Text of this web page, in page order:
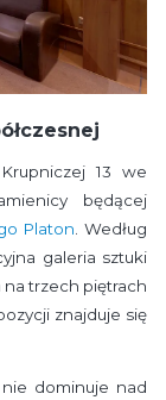
13 we
będącej
Platon . Według
galeria sztuki
na trzech piętrach
znajduje się
dominuje nad